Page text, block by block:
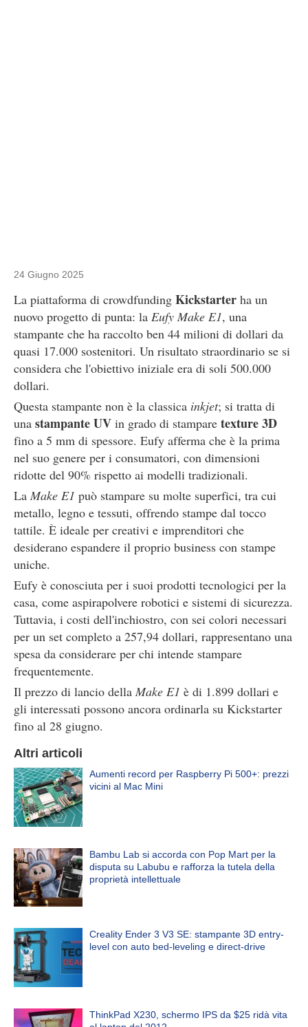
24 Giugno 2025
La piattaforma di crowdfunding Kickstarter ha un
nuovo progetto di punta: la Eufy Make E1, una
stampante che ha raccolto ben 44 milioni di dollari da
quasi 17.000 sostenitori. Un risultato straordinario se si
considera che l'obiettivo iniziale era di soli 500.000
dollari.
Questa stampante non è la classica inkjet; si tratta di
una stampante UV in grado di stampare texture 3D
fino a 5 mm di spessore. Eufy afferma che è la prima
nel suo genere per i consumatori, con dimensioni
ridotte del 90% rispetto ai modelli tradizionali.
La Make E1 può stampare su molte superfici, tra cui
metallo, legno e tessuti, offrendo stampe dal tocco
tattile. È ideale per creativi e imprenditori che
desiderano espandere il proprio business con stampe
uniche.
Eufy è conosciuta per i suoi prodotti tecnologici per la
casa, come aspirapolvere robotici e sistemi di sicurezza.
Tuttavia, i costi dell'inchiostro, con sei colori necessari
per un set completo a 257,94 dollari, rappresentano una
spesa da considerare per chi intende stampare
frequentemente.
Il prezzo di lancio della Make E1 è di 1.899 dollari e
gli interessati possono ancora ordinarla su Kickstarter
fino al 28 giugno.
Altri articoli
Aumenti record per Raspberry Pi 500+: prezzi
vicini al Mac Mini
Bambu Lab si accorda con Pop Mart per la
disputa su Labubu e rafforza la tutela della
proprietà intellettuale
Creality Ender 3 V3 SE: stampante 3D entry-
level con auto bed-leveling e direct-drive
ThinkPad X230, schermo IPS da $25 ridà vita